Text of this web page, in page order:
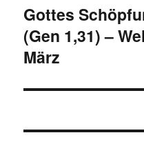
Nächster
Beitrag:
Gottes
(Gen 1,31) –
März